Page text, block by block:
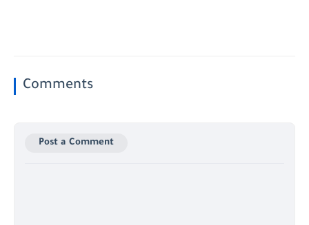
Comments
Post a Comment